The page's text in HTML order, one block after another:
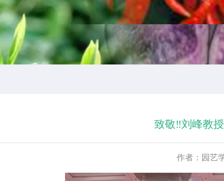
致敬‼刘峰教
作者： 园艺